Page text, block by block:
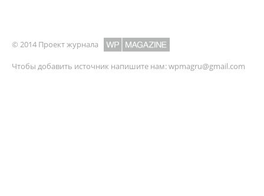
© 2014 Проект журнала
Чтобы добавить источник напишите нам:wpmagru@gmail.com